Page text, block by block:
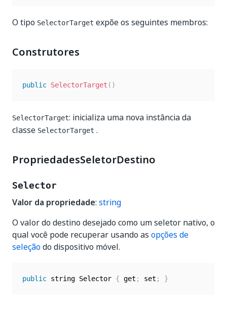
O tipo SelectorTarget expõe os seguintes membros:
Construtores
public SelectorTarget ( )
SelectorTarget: inicializa uma nova instância da
classe SelectorTarget .
PropriedadesSeletorDestino
Selector
Valor da propriedade: string
O valor do destino desejado como um seletor nativo, o
qual você pode recuperar usando as opções de
seleçãodo dispositivo móvel.
public string Selector { get ; set ; }